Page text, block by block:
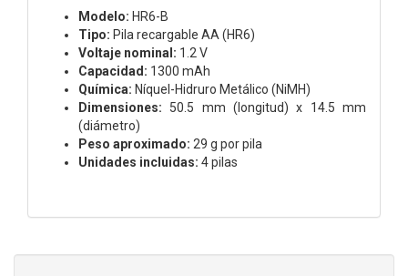
Modelo: HR6-B
Tipo: Pila recargable AA (HR6)
Voltaje nominal: 1.2 V
Capacidad: 1300 mAh
Química: Níquel-Hidruro Metálico (NiMH)
Dimensiones: 50.5 mm (longitud) x 14.5 mm
(diámetro)
Peso aproximado: 29 g por pila
Unidades incluidas: 4 pilas